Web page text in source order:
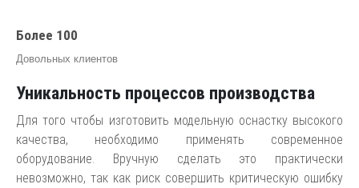
Более 100
Довольных клиентов
Уникальность процессов производства
Для того чтобы изготовить модельную оснастку высокого
качества, необходимо применять современное
оборудование. Вручную сделать это практически
невозможно, так как риск совершить критическую ошибку